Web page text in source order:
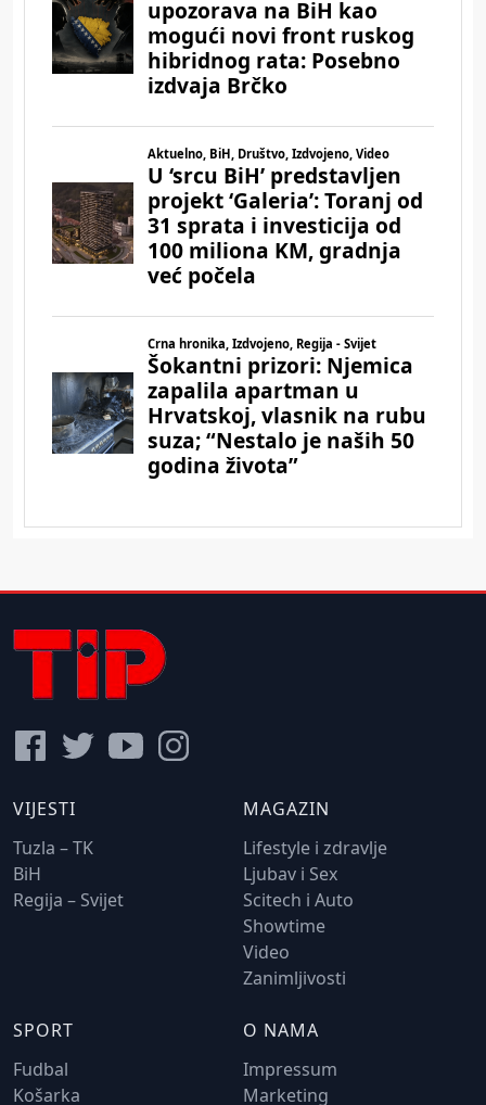
VIJESTI
Tuzla – TK
BiH
Regija – Svijet
MAGAZIN
Lifestyle i zdravlje
Ljubav i Sex
Scitech i Auto
Showtime
Video
Zanimljivosti
SPORT
Fudbal
Košarka
O NAMA
Impressum
Marketing